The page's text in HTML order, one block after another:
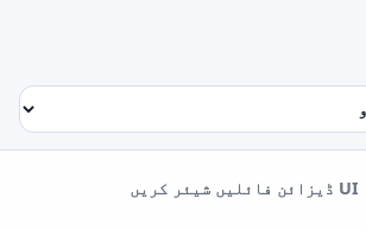
UI ڈیزائن فائلیں شیئر کریں